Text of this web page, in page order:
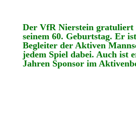
Der VfR Nierstein gratuliert
seinem 60. Geburtstag. Er
Begleiter der Aktiven
jedem Spiel dabei. Auch ist
Jahren Sponsor im